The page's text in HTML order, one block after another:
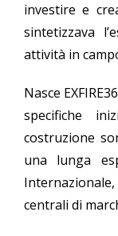
investire e
sintetizzava
attività in
Nasce
specifiche
costruzione
una lunga
centrali di